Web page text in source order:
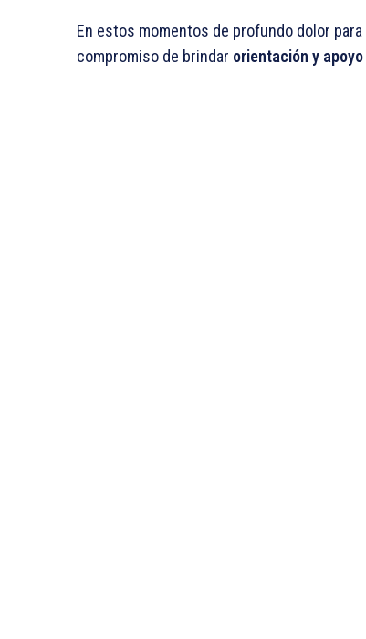
En estos momentos de profundo dolor para
compromiso de brindar orientación y apoyo